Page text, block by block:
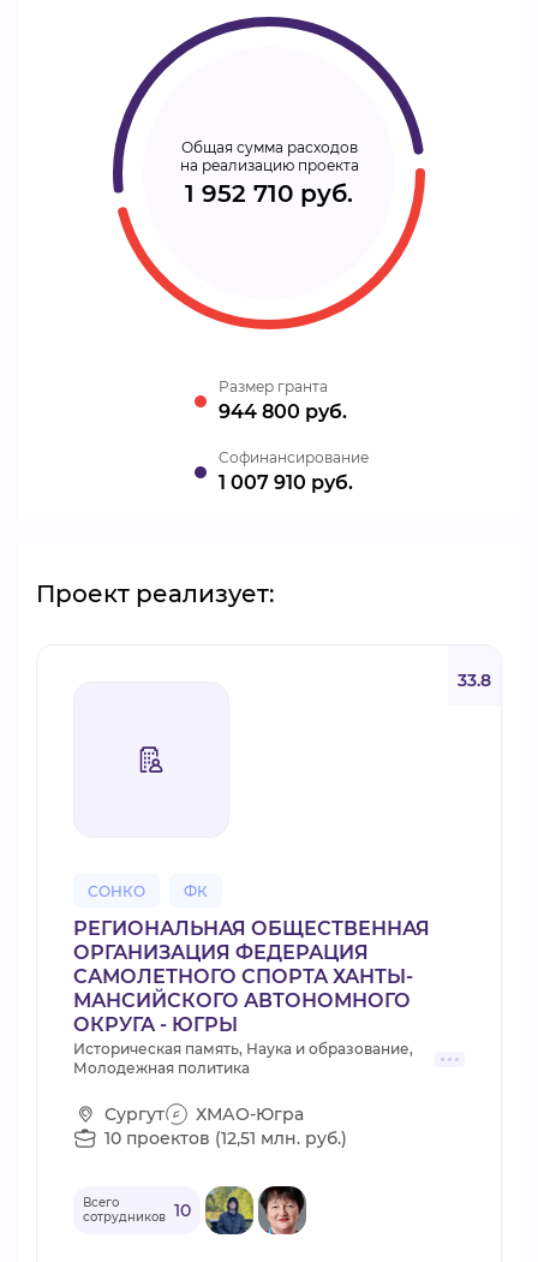
Общая сумма расходов
на реализацию проекта
1 952 710 руб.
Размер гранта
944 800 руб.
Cофинансирование
1 007 910 руб.
Проект реализует:
СОНКО ФК
33.8
РЕГИОНАЛЬНАЯ ОБЩЕСТВЕННАЯ
ОРГАНИЗАЦИЯ ФЕДЕРАЦИЯ
САМОЛЕТНОГО СПОРТА ХАНТЫ-
МАНСИЙСКОГО АВТОНОМНОГО
ОКРУГА - ЮГРЫ
Историческая память, Наука и образование,
Молодежная политика
Сургут
ХМАО-Югра
10 проектов (12,51 млн. руб.)
Всего
сотрудников 10